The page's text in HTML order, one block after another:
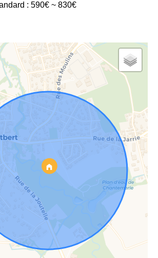
: 590€ ~ 830€